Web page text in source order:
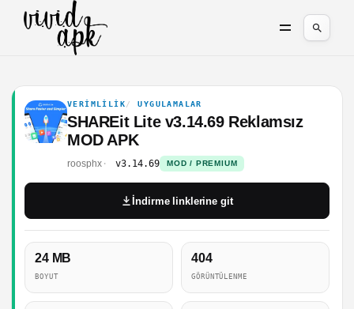
VERIMLILIK UYGULAMALAR
SHAREit Lite v3.14.69 Reklamsız
MOD APK
roosphx v3.14.69 MOD / PREMIUM
24 MB
BOYUT
404
GÖRÜNTÜLENME
İndirme linklerine git